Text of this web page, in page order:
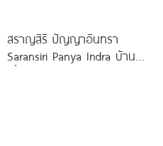
สราญสิริ ปัญญาอินทรา
Saransiri Panya Indra บ้าน